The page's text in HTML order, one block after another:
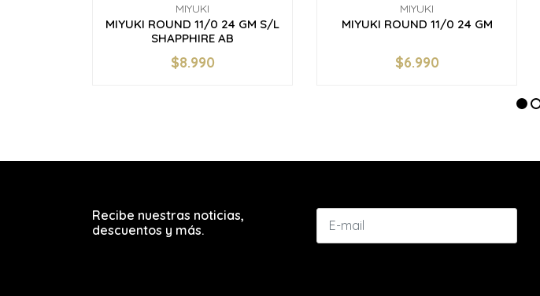
MIYUKI
MIYUKI ROUND 11/0 24 GM S/L
SHAPPHIRE AB
+
$8.990
MIYUKI
MIYUKI ROUND 11/0 24 GM
+
$6.990
Recibe nuestras noticias,
descuentos y más.